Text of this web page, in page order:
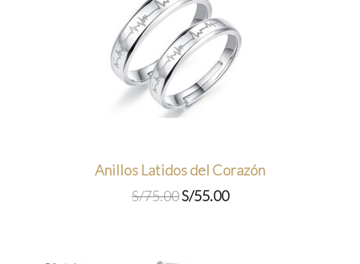
Anillos Latidos del Corazón
S/75.00El
S/55.00El